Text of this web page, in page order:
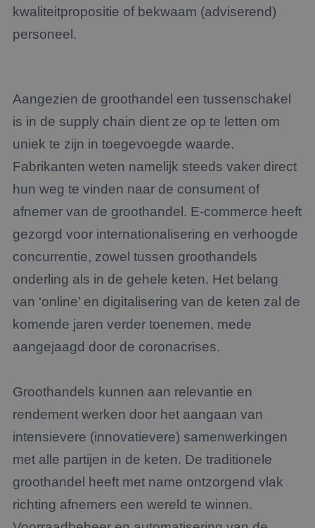
kwaliteitpropositie of bekwaam (adviserend)
personeel.
Aangezien de groothandel een tussenschakel
is in de supply chain dient ze op te letten om
uniek te zijn in toegevoegde waarde.
Fabrikanten weten namelijk steeds vaker direct
hun weg te vinden naar de consument of
afnemer van de groothandel. E-commerce heeft
gezorgd voor internationalisering en verhoogde
concurrentie, zowel tussen groothandels
onderling als in de gehele keten. Het belang
van ‘online’ en digitalisering van de keten zal de
komende jaren verder toenemen, mede
aangejaagd door de coronacrises.
Groothandels kunnen aan relevantie en
rendement werken door het aangaan van
intensievere (innovatievere) samenwerkingen
met alle partijen in de keten. De traditionele
groothandel heeft met name ontzorgend vlak
richting afnemers een wereld te winnen.